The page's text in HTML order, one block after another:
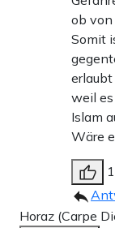
ob von
Somit
erlaubt
weil
Islam
Wäre
Horaz (Carpe